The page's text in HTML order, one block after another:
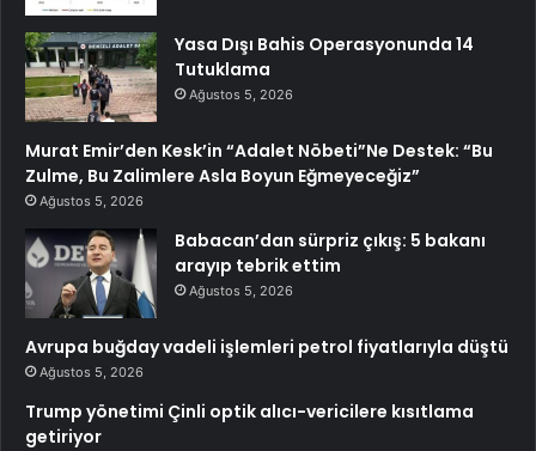
Yasa Dışı Bahis Operasyonunda 14
Tutuklama
Ağustos 5, 2026
Murat Emir’den Kesk’in “Adalet Nöbeti”Ne Destek: “Bu
Zulme, Bu Zalimlere Asla Boyun Eğmeyeceğiz”
Ağustos 5, 2026
Babacan’dan sürpriz çıkış: 5 bakanı
arayıp tebrik ettim
Ağustos 5, 2026
Avrupa buğday vadeli işlemleri petrol fiyatlarıyla düştü
Ağustos 5, 2026
Trump yönetimi Çinli optik alıcı-vericilere kısıtlama
getiriyor